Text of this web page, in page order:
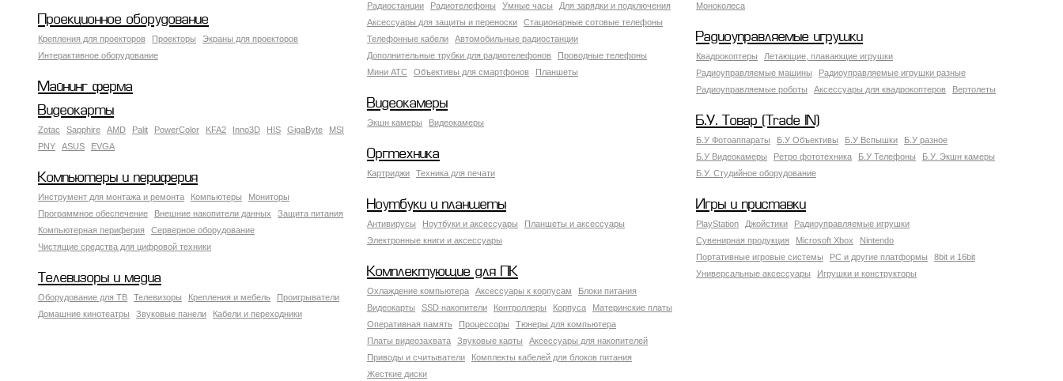
Радиостанции
Радиотелефоны Умные часы
Для зарядки и подключения
Аксессуары для защиты и переноски
Стационарные сотовые телефоны
Телефонные кабели
Автомобильные радиостанции
Дополнительные трубки для радиотелефонов
Проводные телефоны
Мини АТС
Объективы для смартфонов Планшеты
Моноколеса
Проекционное оборудование
Крепления для проекторов Проекторы
Экраны для проекторов
Интерактивное оборудование
Радиоуправляемые игрушки
Квадрокоптеры
Летающие, плавающие игрушки
Радиоуправляемые машины
Радиоуправляемые игрушки разные
Радиоуправляемые роботы
Аксессуары для квадрокоптеров Вертолеты
Майнинг ферма
Видеокамеры
Экшн камеры Видеокамеры
Видеокарты
Zotac Sapphire AMD Palit PowerColor KFA2 Inno3D HIS GigaByte
MSI
PNY
ASUS EVGA
Б.У. Товар (Trade IN)
Б.У Фотоаппараты Б.У Объективы Б.У Вспышки
Б.У разное
Б.У Видеокамеры
Ретро фототехника Б.У Телефоны
Б.У. Экшн камеры
Б.У. Студийное оборудование
Оргтехника
Картриджи Техника для печати
Компьютеры и периферия
Инструмент для монтажа и ремонта Компьютеры
Мониторы
Программное обеспечение
Внешние накопители данных
Защита питания
Компьютерная периферия
Серверное оборудование
Чистящие средства для цифровой техники
Ноутбуки и планшеты
Антивирусы Ноутбуки и аксессуары
Планшеты и аксессуары
Электронные книги и аксессуары
Игры и приставки
PlayStation Джойстики
Радиоуправляемые игрушки
Сувенирная продукция
Microsoft Xbox
Nintendo
Портативные игровые системы
PC и другие платформы
8bit и 16bit
Универсальные аксессуары
Игрушки и конструкторы
Комплектующие для ПК
Охлаждение компьютера Аксессуары к корпусам
Блоки питания
Видеокарты
SSD накопители Контроллеры Корпуса
Материнские платы
Оперативная память
Процессоры
Тюнеры для компьютера
Платы видеозахвата
Звуковые карты
Аксессуары для накопителей
Приводы и считыватели
Комплекты кабелей для блоков питания
Жесткие диски
Телевизоры и медиа
Оборудование для ТВ Телевизоры Крепления и мебель
Проигрыватели
Домашние кинотеатры
Звуковые панели Кабели и переходники